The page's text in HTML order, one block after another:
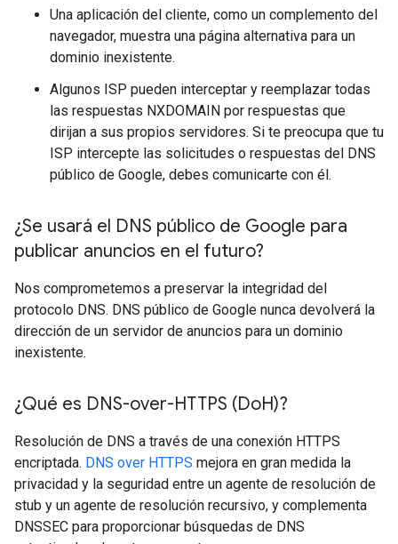
Una aplicación del cliente, como un complemento del
navegador, muestra una página alternativa para un
dominio inexistente.
Algunos ISP pueden interceptar y reemplazar todas
las respuestas NXDOMAIN por respuestas que
dirijan a sus propios servidores. Si te preocupa que tu
ISP intercepte las solicitudes o respuestas del DNS
público de Google, debes comunicarte con él.
¿Se usará el DNS público de Google para
publicar anuncios en el futuro?
Nos comprometemos a preservar la integridad del
protocolo DNS. DNS público de Google nunca devolverá la
dirección de un servidor de anuncios para un dominio
inexistente.
¿Qué es DNS-over-HTTPS (DoH)?
Resolución de DNS a través de una conexión HTTPS
encriptada. DNS over HTTPS mejora en gran medida la
privacidad y la seguridad entre un agente de resolución de
stub y un agente de resolución recursivo, y complementa
DNSSEC para proporcionar búsquedas de DNS